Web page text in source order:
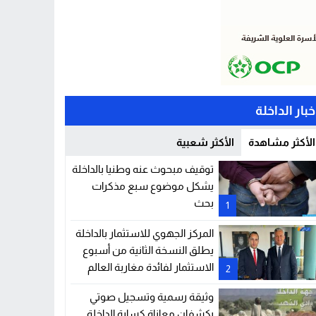
الداخلة
الأكثر مشاهدة الأكثر شعبية
1
توقيف مبحوث عنه وطنيا بالداخلة
يشكل موضوع سبع مذكرات
بحث
2
المركز الجهوي للاستثمار بالداخلة
يطلق النسخة الثانية من أسبوع
الاستثمار لفائدة مغاربة العالم
وثيقة رسمية وتسجيل صوتي
يكشفان معاناة كسابة الداخلة..